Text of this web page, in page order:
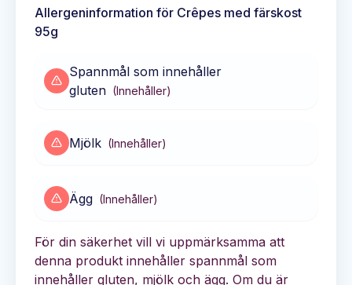
Allergeninformation för Crêpes med färskost
95g
Spannmål som innehåller
gluten (Innehåller)
Mjölk (Innehåller)
Ägg (Innehåller)
För din säkerhet vill vi uppmärksamma att
denna produkt innehåller spannmål som
innehåller gluten, mjölk och ägg. Om du är